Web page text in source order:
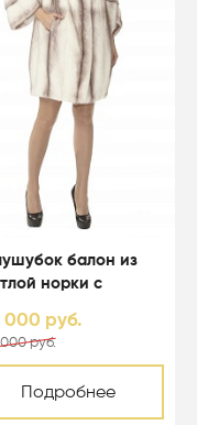
балон из
норки с
000 руб.
руб.
Подробнее